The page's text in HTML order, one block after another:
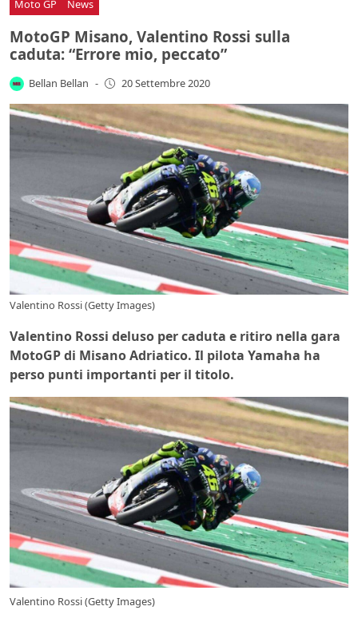
Moto GP News
MotoGP Misano, Valentino Rossi sulla
caduta: “Errore mio, peccato”
Bellan Bellan - 20 Settembre 2020
Valentino Rossi (Getty Images)
Valentino Rossi deluso per caduta e ritiro nella gara
MotoGP di Misano Adriatico. Il pilota Yamaha ha
perso punti importanti per il titolo.
Valentino Rossi (Getty Images)